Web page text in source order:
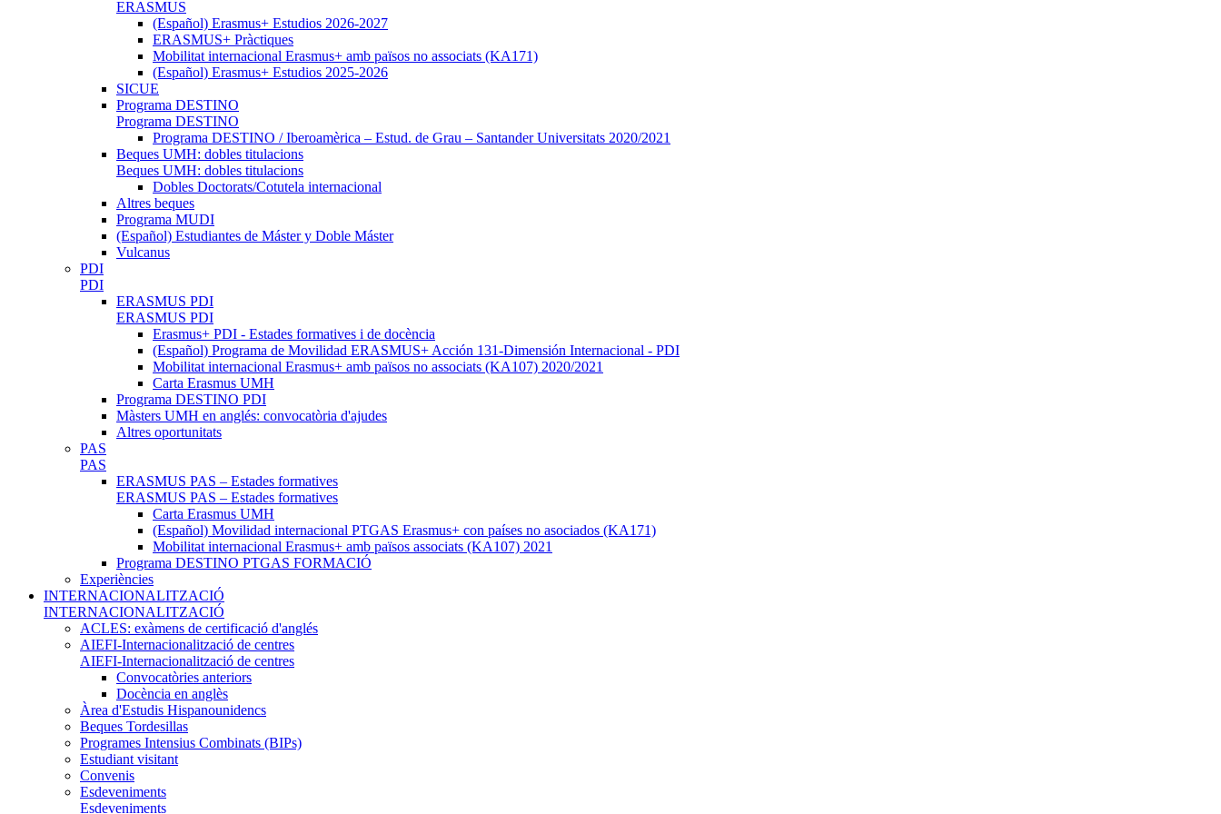
ERASMUS
(Español) Erasmus+ Estudios 2026-2027
ERASMUS+ Pràctiques
Mobilitat internacional Erasmus+ amb països no associats (KA171)
(Español) Erasmus+ Estudios 2025-2026
SICUE
Programa DESTINO
Programa DESTINO
Programa DESTINO / Iberoamèrica – Estud. de Grau – Santander Universitats 2020/2021
Beques UMH: dobles titulacions
Beques UMH: dobles titulacions
Dobles Doctorats/Cotutela internacional
Altres beques
Programa MUDI
(Español) Estudiantes de Máster y Doble Máster
Vulcanus
PDI
PDI
ERASMUS PDI
ERASMUS PDI
Erasmus+ PDI - Estades formatives i de docència
(Español) Programa de Movilidad ERASMUS+ Acción 131-Dimensión Internacional - PDI
Mobilitat internacional Erasmus+ amb països no associats (KA107) 2020/2021
Carta Erasmus UMH
Programa DESTINO PDI
Màsters UMH en anglés: convocatòria d'ajudes
Altres oportunitats
PAS
PAS
ERASMUS PAS – Estades formatives
ERASMUS PAS – Estades formatives
Carta Erasmus UMH
(Español) Movilidad internacional PTGAS Erasmus+ con países no asociados (KA171)
Mobilitat internacional Erasmus+ amb països associats (KA107) 2021
Programa DESTINO PTGAS FORMACIÓ
Experiències
INTERNACIONALITZACIÓ
INTERNACIONALITZACIÓ
ACLES: exàmens de certificació d'anglés
AIEFI-Internacionalització de centres
AIEFI-Internacionalització de centres
Convocatòries anteriors
Docència en anglès
Àrea d'Estudis Hispanounidencs
Beques Tordesillas
Programes Intensius Combinats (BIPs)
Estudiant visitant
Convenis
Esdeveniments
Esdeveniments